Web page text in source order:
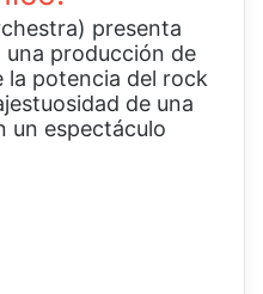
presenta
una producción de
la potencia del rock
de una
un espectáculo